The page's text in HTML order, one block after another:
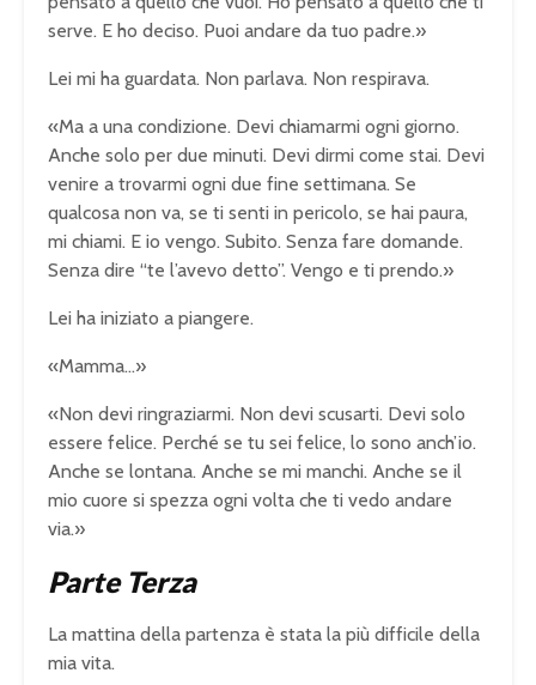
serve. E ho deciso. Puoi andare da tuo padre.»
Lei mi ha guardata. Non parlava. Non respirava.
«Ma a una condizione. Devi chiamarmi ogni giorno.
Anche solo per due minuti. Devi dirmi come stai. Devi
venire a trovarmi ogni due fine settimana. Se
qualcosa non va, se ti senti in pericolo, se hai paura,
mi chiami. E io vengo. Subito. Senza fare domande.
Senza dire “te l’avevo detto”. Vengo e ti prendo.»
Lei ha iniziato a piangere.
«Mamma…»
«Non devi ringraziarmi. Non devi scusarti. Devi solo
essere felice. Perché se tu sei felice, lo sono anch’io.
Anche se lontana. Anche se mi manchi. Anche se il
mio cuore si spezza ogni volta che ti vedo andare
via.»
Parte Terza
La mattina della partenza è stata la più difficile della
mia vita.